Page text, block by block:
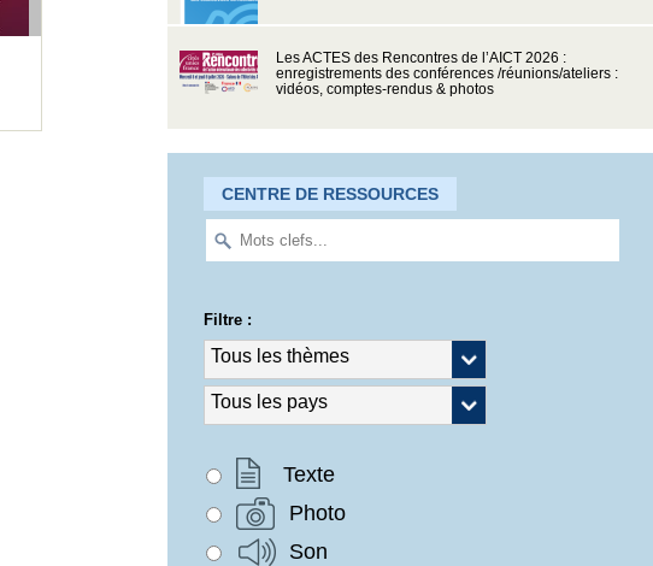
Les ACTES des Rencontres de l’AICT 2026 :
enregistrements des conférences /réunions/ateliers :
vidéos, comptes-rendus & photos
CENTRE DE RESSOURCES
Filtre :
Texte
Photo
Son